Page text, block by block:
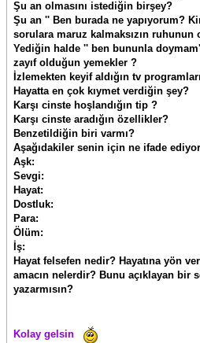
Şu an olmasını istediğin birşey?
Şu an '' Ben burada ne yapıyorum?
sorulara maruz kalmaksızın
Yediğin halde '' ben bununla
zayıf olduğun yemekler ?
İzlemekten keyif aldığın tv
Hayatta en çok kıymet verdiğin şey?
Karşı cinste hoşlandığın tip ?
Karşı cinste aradığın özellikler?
Benzetildiğin biri varmı?
Aşağıdakiler senin için ne ifade
Aşk:
Sevgi:
Hayat:
Dostluk:
Para:
Ölüm:
İş:
Hayat felsefen nedir? Hayatına yön
amacın nelerdir? Bunu açıklayan bir
yazarmısın?
Kolay gelsin